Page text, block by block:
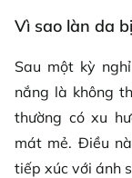
Vì sao làn da
Sau một kỳ
nắng là không
thường có xu
mát mẻ. Điều
tiếp xúc với ánh